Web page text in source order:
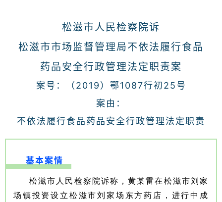
松滋市人民检察院诉
松滋市市场监督管理局不依法履行食品
药品安全行政管理法定职责案
案号：（2019）鄂1087行初25号
案由：
不依法履行食品药品安全行政管理法定职责
基本案情
松滋市人民检察院诉称，黄某雷在松滋市刘家
场镇投资设立松滋市刘家场东方药店，进行中成